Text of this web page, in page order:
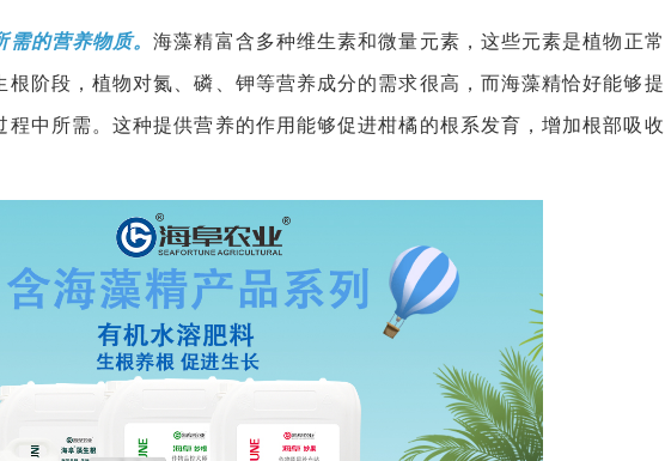
需的营养物质。海藻精富含多种维生素和微量元素，这些元素是植物正常
阶段，植物对氮、磷、钾等营养成分的需求很高，而海藻精恰好能够提
中所需。这种提供营养的作用能够促进柑橘的根系发育，增加根部吸收